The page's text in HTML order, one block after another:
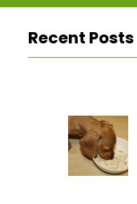
Recent Posts